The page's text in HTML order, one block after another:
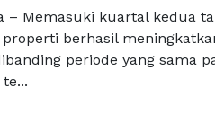
– Memasuki kuartal kedua
berhasil
periode yang sama